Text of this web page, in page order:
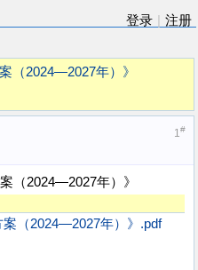
登录
注册
（2024—2027年）》
1#
（2024—2027年）》
案（2024—2027年）》.pdf